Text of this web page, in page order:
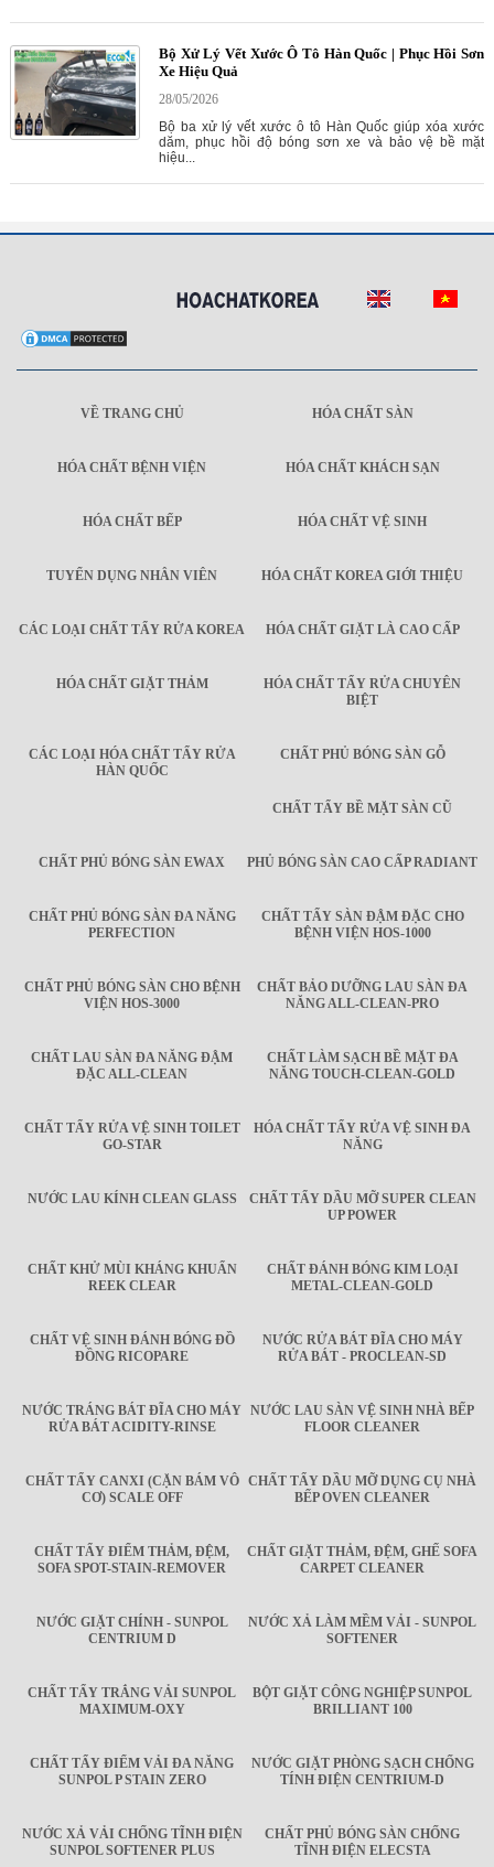
Bộ Xử Lý Vết Xước Ô Tô Hàn Quốc | Phục Hồi Sơn
Xe Hiệu Quả
28/05/2026
Bộ ba xử lý vết xước ô tô Hàn Quốc giúp xóa xước
dăm, phục hồi độ bóng sơn xe và bảo vệ bề mặt
hiệu...
VỀ TRANG CHỦ HÓA CHẤT SÀN
HÓA CHẤT BỆNH VIỆN HÓA CHẤT KHÁCH SẠN
HÓA CHẤT BẾP HÓA CHẤT VỆ SINH
TUYỂN DỤNG NHÂN VIÊN HÓA CHẤT KOREA GIỚI THIỆU
CÁC LOẠI CHẤT TẨY RỬA KOREA HÓA CHẤT GIẶT LÀ CAO CẤP
HÓA CHẤT GIẶT THẢM
HÓA CHẤT TẨY RỬA CHUYÊN
BIỆT
CÁC LOẠI HÓA CHẤT TẨY RỬA
HÀN QUỐC
CHẤT PHỦ BÓNG SÀN GỖ
CHẤT TẨY BỀ MẶT SÀN CŨ
CHẤT PHỦ BÓNG SÀN EWAX PHỦ BÓNG SÀN CAO CẤP RADIANT
CHẤT PHỦ BÓNG SÀN ĐA NĂNG
PERFECTION
CHẤT TẨY SÀN ĐẬM ĐẶC CHO
BỆNH VIỆN HOS-1000
CHẤT PHỦ BÓNG SÀN CHO BỆNH
VIỆN HOS-3000
CHẤT BẢO DƯỠNG LAU SÀN ĐA
NĂNG ALL-CLEAN-PRO
CHẤT LAU SÀN ĐA NĂNG ĐẬM
ĐẶC ALL-CLEAN
CHẤT LÀM SẠCH BỀ MẶT ĐA
NĂNG TOUCH-CLEAN-GOLD
CHẤT TẨY RỬA VỆ SINH TOILET
GO-STAR
HÓA CHẤT TẨY RỬA VỆ SINH ĐA
NĂNG
NƯỚC LAU KÍNH CLEAN GLASS
CHẤT TẨY DẦU MỠ SUPER CLEAN
UP POWER
CHẤT KHỬ MÙI KHÁNG KHUẨN
REEK CLEAR
CHẤT ĐÁNH BÓNG KIM LOẠI
METAL-CLEAN-GOLD
CHẤT VỆ SINH ĐÁNH BÓNG ĐỒ
ĐỒNG RICOPARE
NƯỚC RỬA BÁT ĐĨA CHO MÁY
RỬA BÁT - PROCLEAN-SD
NƯỚC TRÁNG BÁT ĐĨA CHO MÁY
RỬA BÁT ACIDITY-RINSE
NƯỚC LAU SÀN VỆ SINH NHÀ BẾP
FLOOR CLEANER
CHẤT TẨY CANXI (CẶN BÁM VÔ
CƠ) SCALE OFF
CHẤT TẨY DẦU MỠ DỤNG CỤ NHÀ
BẾP OVEN CLEANER
CHẤT TẨY ĐIỂM THẢM, ĐỆM,
SOFA SPOT-STAIN-REMOVER
CHẤT GIẶT THẢM, ĐỆM, GHẾ SOFA
CARPET CLEANER
NƯỚC GIẶT CHÍNH - SUNPOL
CENTRIUM D
NƯỚC XẢ LÀM MỀM VẢI - SUNPOL
SOFTENER
CHẤT TẨY TRẮNG VẢI SUNPOL
MAXIMUM-OXY
BỘT GIẶT CÔNG NGHIỆP SUNPOL
BRILLIANT 100
CHẤT TẨY ĐIỂM VẢI ĐA NĂNG
SUNPOL P STAIN ZERO
NƯỚC GIẶT PHÒNG SẠCH CHỐNG
TÍNH ĐIỆN CENTRIUM-D
NƯỚC XẢ VẢI CHỐNG TĨNH ĐIỆN
SUNPOL SOFTENER PLUS
CHẤT PHỦ BÓNG SÀN CHỐNG
TĨNH ĐIỆN ELECSTA